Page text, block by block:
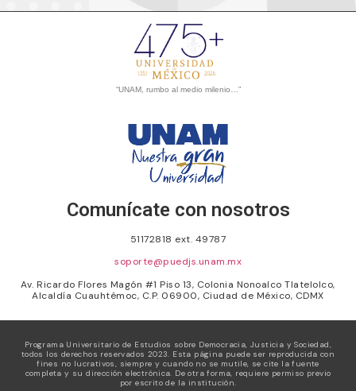
“UNAM, rumbo al medio milenio…”
Comunícate con nosotros
51172818 ext. 49787
soporte@puedjs.unam.mx
Av. Ricardo Flores Magón #1 Piso 13, Colonia Nonoalco Tlatelolco,
Alcaldía Cuauhtémoc, C.P. 06900, Ciudad de México, CDMX
Programa Universitario de Estudios sobre Democracia, Justicia y Sociedad,
todos los derechos reservados 2023. Esta página puede ser reproducida con
fines no lucrativos, siempre y cuando no se mutile, se cite la fuente
completa y su dirección electrónica. De otra forma, requiere permiso previo
por escrito de la institución.